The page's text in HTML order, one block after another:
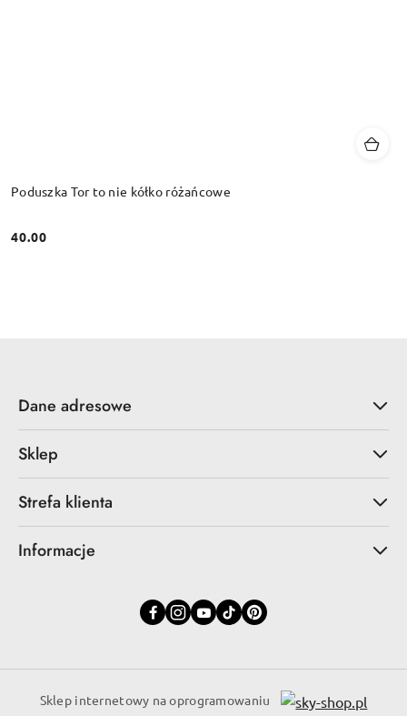
Poduszka Tor to nie kółko różańcowe
Cena:
40.00
Dane adresowe
Sklep
Strefa klienta
Informacje
Sklep internetowy na oprogramowaniu